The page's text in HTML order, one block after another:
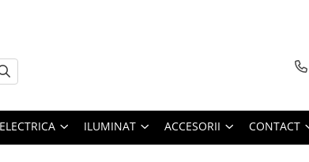
ILUMINAT ACCESORII CONTACT